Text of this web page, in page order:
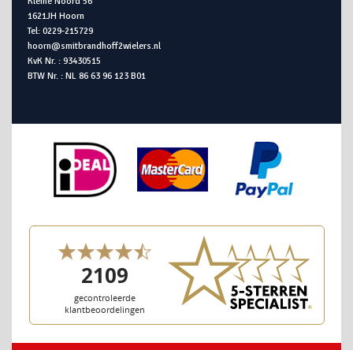
1621JH Hoorn
Tel: 0229-215729
hoorn@smitbrandhoff2wielers.nl
KvK Nr. : 93430515
BTW Nr. : NL 86 63 96 123 B01